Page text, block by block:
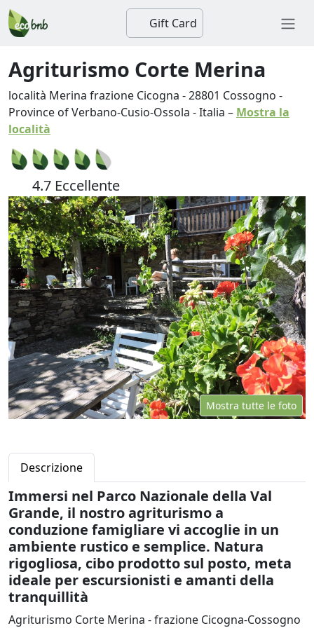
Gift Card
Agriturismo Corte Merina
località Merina frazione Cicogna -28801 Cossogno -
Province of Verbano-Cusio-Ossola -Italia – Mostra la
località
4.7 Eccellente
Mostra tutte le foto
Descrizione
Immersi nel Parco Nazionale della Val
Grande, il nostro agriturismo a
conduzione famigliare vi accoglie in un
ambiente rustico e semplice. Natura
rigogliosa, cibo prodotto sul posto, meta
ideale per escursionisti e amanti della
tranquillità
Agriturismo Corte Merina - frazione Cicogna-Cossogno